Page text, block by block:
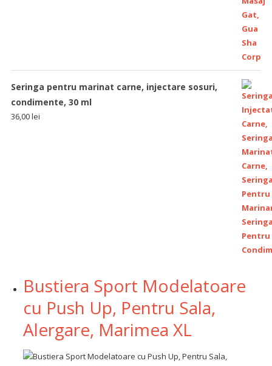
Seringa pentru marinat carne, injectare sosuri,
condimente, 30 ml
36,00lei
Bustiera Sport Modelatoare
cu Push Up, Pentru Sala,
Alergare, Marimea XL